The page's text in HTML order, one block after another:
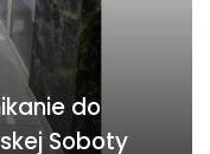
do
Soboty